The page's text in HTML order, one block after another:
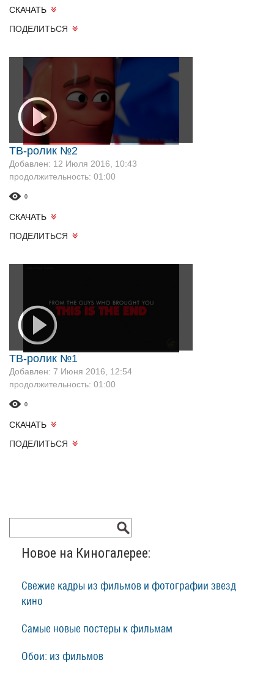
СКАЧАТЬ
ПОДЕЛИТЬСЯ
ТВ-ролик №2
Добавлен: 12 Июля 2016, 10:43
продолжительность: 01:00
0
СКАЧАТЬ
ПОДЕЛИТЬСЯ
ТВ-ролик №1
Добавлен: 7 Июня 2016, 12:54
продолжительность: 01:00
0
СКАЧАТЬ
ПОДЕЛИТЬСЯ
Новое на Киногалерее:
Свежие кадры из фильмов и фотографии звезд
кино
Самые новые постеры к фильмам
Обои: из фильмов